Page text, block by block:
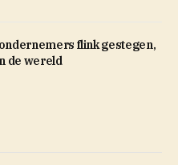
flink gestegen,
de wereld